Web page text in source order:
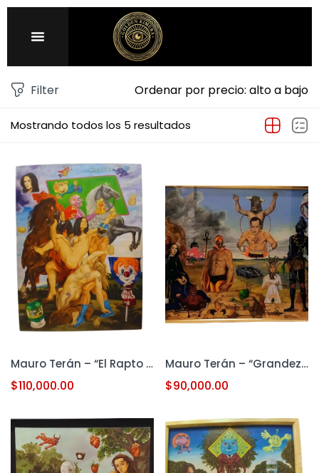
Mostrando todos los 5 resultados
Filter Ordenar por precio: alto a bajo
Mauro Terán – “El Rapto de las Sabritas” (Original, Óleo sobre Tela)
$110,000.00
Mauro Terán – “Grandeza Humana” (Original, Óleo sobre Tela)
$90,000.00
Sign in
Remember me
LOG IN
CREATE AN ACCOUNT